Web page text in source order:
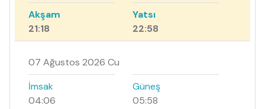
Akşam
21:18
Yatsı
22:58
07 Ağustos 2026 Cu
İmsak
04:06
Güneş
05:58